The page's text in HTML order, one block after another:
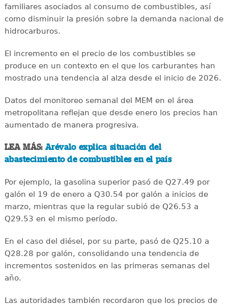
familiares asociados al consumo de combustibles, así
como disminuir la presión sobre la demanda nacional de
hidrocarburos.
El incremento en el precio de los combustibles se
produce en un contexto en el que los carburantes han
mostrado una tendencia al alza desde el inicio de 2026.
Datos del monitoreo semanal del MEM en el área
metropolitana reflejan que desde enero los precios han
aumentado de manera progresiva.
LEA MÁS: Arévalo explica situación del
abastecimiento de combustibles en el país
Por ejemplo, la gasolina superior pasó de Q27.49 por
galón el 19 de enero a Q30.54 por galón a inicios de
marzo, mientras que la regular subió de Q26.53 a
Q29.53 en el mismo período.
En el caso del diésel, por su parte, pasó de Q25.10 a
Q28.28 por galón, consolidando una tendencia de
incrementos sostenidos en las primeras semanas del
año.
Las autoridades también recordaron que los precios de